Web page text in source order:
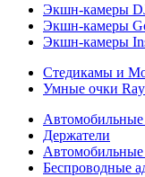
Экшн-камеры
Экшн-камеры
Экшн-камеры
Стедикамы и
Умные очки
Автомобильные
Держатели
Автомобильные
Беспроводные